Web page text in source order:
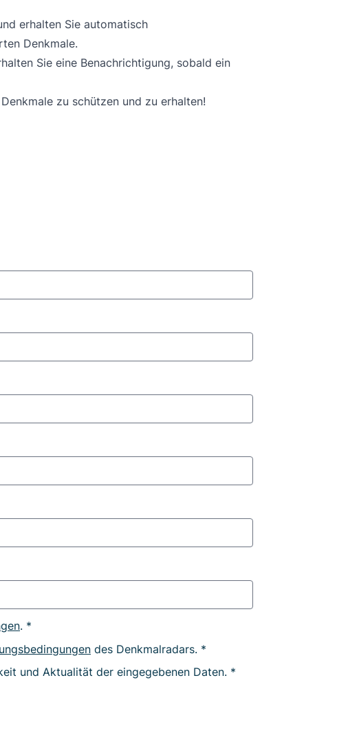
erhalten Sie automatisch
Denkmale.
Sie eine Benachrichtigung, sobald ein
zu schützen und zu erhalten!
. *
des Denkmalradars. *
und Aktualität der eingegebenen Daten. *